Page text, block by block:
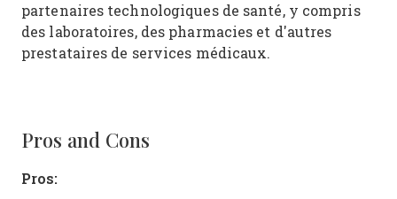
partenaires technologiques de santé, y compris
des laboratoires, des pharmacies et d'autres
prestataires de services médicaux.
Pros and Cons
Pros: